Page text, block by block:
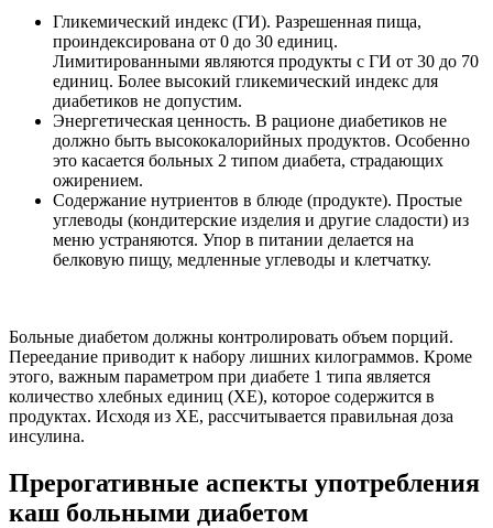
Гликемический индекс (ГИ). Разрешенная пища,
проиндексирована от 0 до 30 единиц.
Лимитированными являются продукты с ГИ от 30 до 70
единиц. Более высокий гликемический индекс для
диабетиков не допустим.
Энергетическая ценность. В рационе диабетиков не
должно быть высококалорийных продуктов. Особенно
это касается больных 2 типом диабета, страдающих
ожирением.
Содержание нутриентов в блюде (продукте). Простые
углеводы (кондитерские изделия и другие сладости) из
меню устраняются. Упор в питании делается на
белковую пищу, медленные углеводы и клетчатку.
Больные диабетом должны контролировать объем порций.
Переедание приводит к набору лишних килограммов. Кроме
этого, важным параметром при диабете 1 типа является
количество хлебных единиц (ХЕ), которое содержится в
продуктах. Исходя из ХЕ, рассчитывается правильная доза
инсулина.
Прерогативные аспекты употребления
каш больными диабетом